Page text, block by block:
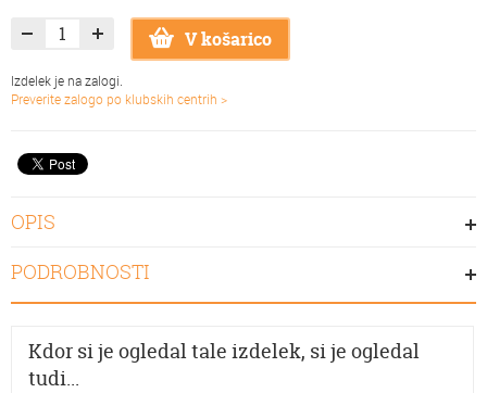
V košarico
Izdelek je na zalogi.
Preverite zalogo po klubskih centrih >
OPIS
PODROBNOSTI
Kdor si je ogledal tale izdelek, si je ogledal
tudi...